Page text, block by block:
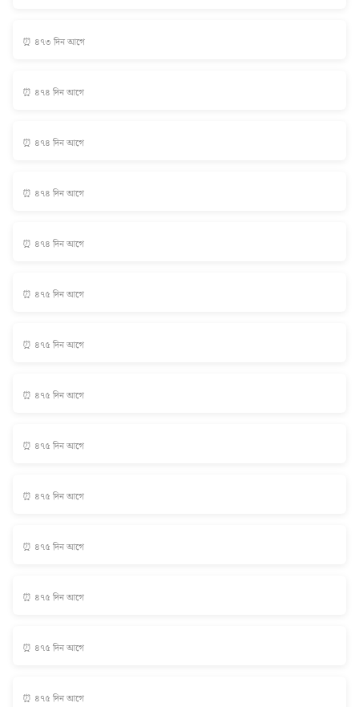
⏰ ৪৭৩ দিন আগে
⏰ ৪৭৪ দিন আগে
⏰ ৪৭৪ দিন আগে
⏰ ৪৭৪ দিন আগে
⏰ ৪৭৪ দিন আগে
⏰ ৪৭৫ দিন আগে
⏰ ৪৭৫ দিন আগে
⏰ ৪৭৫ দিন আগে
⏰ ৪৭৫ দিন আগে
⏰ ৪৭৫ দিন আগে
⏰ ৪৭৫ দিন আগে
⏰ ৪৭৫ দিন আগে
⏰ ৪৭৫ দিন আগে
⏰ ৪৭৫ দিন আগে